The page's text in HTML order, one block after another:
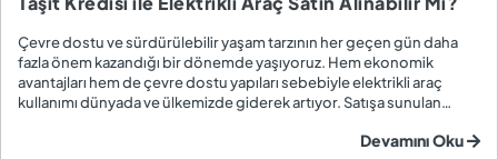
Çevre dostu ve sürdürülebilir yaşam tarzının her geçen gün daha
fazla önem kazandığı bir dönemde yaşıyoruz. Hem ekonomik
avantajları hem de çevre dostu yapıları sebebiyle elektrikli araç
kullanımı dünyada ve ülkemizde giderek artıyor. Satışa sunulan
Devamını Oku